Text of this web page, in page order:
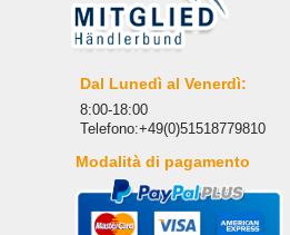
Dal Lunedì al Venerdì:
8:00-18:00
Telefono:+49(0)51518779810
Modalità di pagamento